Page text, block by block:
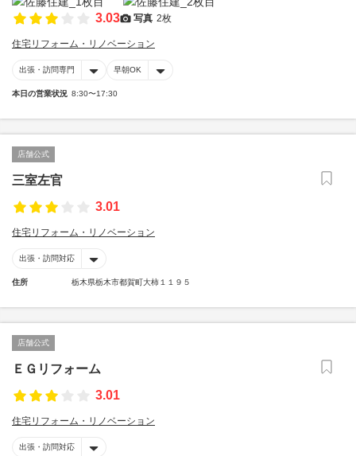
3.03 写真 2枚
住宅リフォーム・リノベーション
出張・訪問専門 早朝OK
本日の営業状況 8:30〜17:30
店舗公式
三室左官
3.01
住宅リフォーム・リノベーション
出張・訪問対応
住所 栃木県栃木市都賀町大柿１１９５
店舗公式
ＥＧリフォーム
3.01
住宅リフォーム・リノベーション
出張・訪問対応